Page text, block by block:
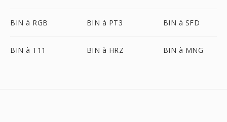
BIN à RGB BIN à PT3 BIN à SFD
BIN à T11 BIN à HRZ BIN à MNG